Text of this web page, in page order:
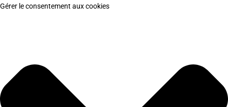
Gérer le consentement aux cookies